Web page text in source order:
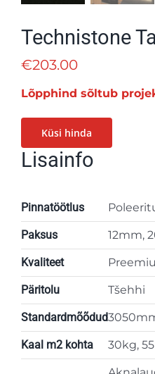
Technistone
€203.00
Lõpphind sõltub
Küsi hinda
Lisainfo
Pinnatöötlus
Paksus 12mm,
Kvaliteet
Päritolu Tšehhi
Standardmõõdud
Kaal m2 kohta 30kg,